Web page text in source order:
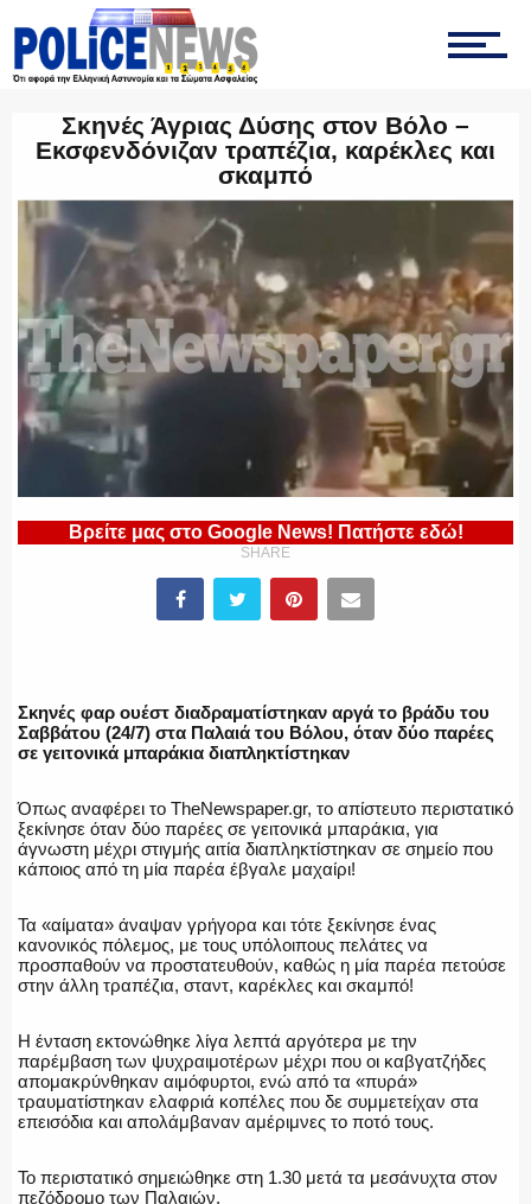
ΟΜΑΔΑ “Ζ”
ΕΚΑΜ
ΕΛΛΗΝΙΚΗ ΑΣΤΥΝΟΜΙΑ
ΠΥΡΟΣΒΕΣΤΙΚΗ
ΛΙΜΕΝΙΚΟ
ΕΝΟΠΛΕΣ ΔΥΝΑΜΕΙΣ
ΕΚΑΒ
ΑΣΤΥΝΟΜΙΚΟ ΡΕΠΟΡΤΑΖ
Σκηνές Άγριας Δύσης στον Βόλο –
Εκσφενδόνιζαν τραπέζια, καρέκλες και
σκαμπό
Βρείτε μας στο Google News! Πατήστε εδώ!
SHARE
Σκηνές φαρ ουέστ διαδραματίστηκαν αργά το βράδυ του
Σαββάτου (24/7) στα Παλαιά του Βόλου, όταν δύο παρέες
σε γειτονικά μπαράκια διαπληκτίστηκαν
Όπως αναφέρει το TheNewspaper.gr, το απίστευτο περιστατικό
ξεκίνησε όταν δύο παρέες σε γειτονικά μπαράκια, για
άγνωστη μέχρι στιγμής αιτία διαπληκτίστηκαν σε σημείο που
κάποιος από τη μία παρέα έβγαλε μαχαίρι!
Τα «αίματα» άναψαν γρήγορα και τότε ξεκίνησε ένας
κανονικός πόλεμος, με τους υπόλοιπους πελάτες να
προσπαθούν να προστατευθούν, καθώς η μία παρέα πετούσε
στην άλλη τραπέζια, σταντ, καρέκλες και σκαμπό!
Η ένταση εκτονώθηκε λίγα λεπτά αργότερα με την
παρέμβαση των ψυχραιμοτέρων μέχρι που οι καβγατζήδες
απομακρύνθηκαν αιμόφυρτοι, ενώ από τα «πυρά»
τραυματίστηκαν ελαφριά κοπέλες που δε συμμετείχαν στα
επεισόδια και απολάμβαναν αμέριμνες το ποτό τους.
Το περιστατικό σημειώθηκε στη 1.30 μετά τα μεσάνυχτα στον
πεζόδρομο των Παλαιών.